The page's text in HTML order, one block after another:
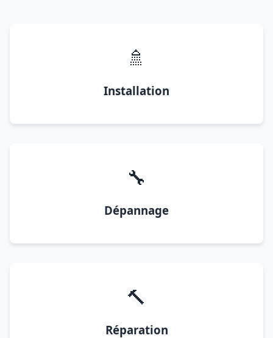
🚿
Installation
🔧
Dépannage
🔨
Réparation